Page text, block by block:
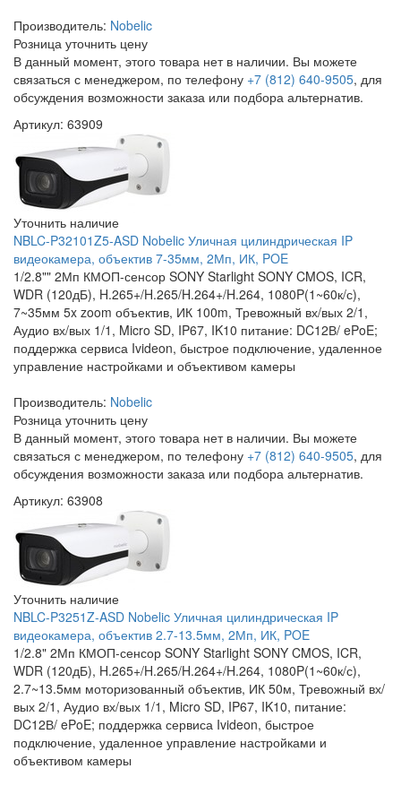
Производитель: Nobelic
Розница уточнить цену
В данный момент, этого товара нет в наличии. Вы можете
связаться с менеджером, по телефону +7 (812) 640-9505, для
обсуждения возможности заказа или подбора альтернатив.
Артикул: 63909
Уточнить наличие
NBLC-P32101Z5-ASD Nobelic Уличная цилиндрическая IP
видеокамера, объектив 7-35мм, 2Мп, ИК, POE
1/2.8"" 2Мп КМОП-сенсор SONY Starlight SONY CMOS, ICR,
WDR (120дБ), H.265+/H.265/H.264+/H.264, 1080P(1~60к/с),
7~35мм 5x zoom объектив, ИК 100m, Тревожный вх/вых 2/1,
Аудио вх/вых 1/1, Micro SD, IP67, IK10 питание: DC12В/ ePoE;
поддержка сервиса Ivideon, быстрое подключение, удаленное
управление настройками и объективом камеры
Производитель: Nobelic
Розница уточнить цену
В данный момент, этого товара нет в наличии. Вы можете
связаться с менеджером, по телефону +7 (812) 640-9505, для
обсуждения возможности заказа или подбора альтернатив.
Артикул: 63908
Уточнить наличие
NBLC-P3251Z-ASD Nobelic Уличная цилиндрическая IP
видеокамера, объектив 2.7-13.5мм, 2Мп, ИК, POE
1/2.8" 2Мп КМОП-сенсор SONY Starlight SONY CMOS, ICR,
WDR (120дБ), H.265+/H.265/H.264+/H.264, 1080P(1~60к/с),
2.7~13.5мм моторизованный объектив, ИК 50м, Тревожный вх/
вых 2/1, Аудио вх/вых 1/1, Micro SD, IP67, IK10, питание:
DC12В/ ePoE; поддержка сервиса Ivideon, быстрое
подключение, удаленное управление настройками и
объективом камеры